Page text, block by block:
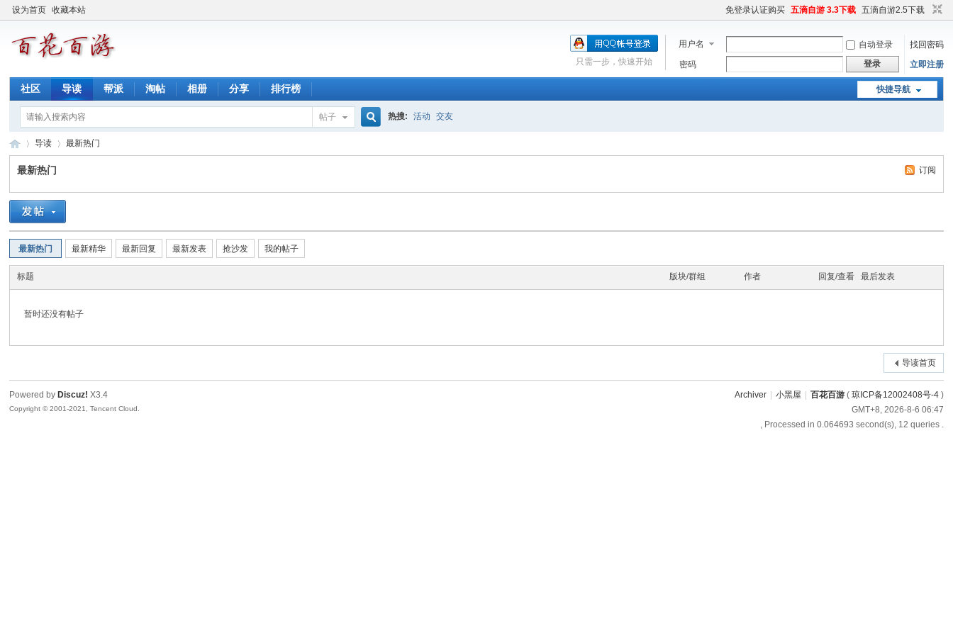
设为首页 收藏本站 免登录认证购买 五滴自游 3.3下载 五滴自游2.5下载
用户名 自动登录
找回密码
密码
登录 立即注册
只需一步，快速开始
快捷导航
社区 导读 帮派 淘帖 相册 分享 排行榜
帖子 热搜: 活动 交友
百
花
»
导读
›
最新热门
订阅
最新热门
最新热门 最新精华 最新回复 最新发表 抢沙发 我的帖子
标题 版块/群组 作者 回复/查看 最后发表
暂时还没有帖子
导读首页
Archiver 小黑屋 百花百游( 琼ICP备12002408号-4)
GMT+8, 2026-8-6 06:47
, Processed in 0.064693 second(s), 12 queries .
Powered by Discuz! X3.4
Copyright © 2001-2021, Tencent Cloud.